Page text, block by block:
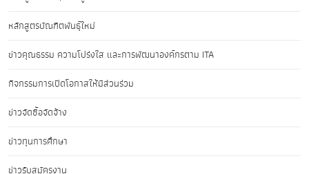
หลักสูตรบัณฑิตพันธุ์ใหม่
ข่าวคุณธรรม ความโปร่งใส และการพัฒนาองค์กรตาม ITA
กิจกรรมการเปิดโอกาสให้มีส่วนร่วม
ข่าวจัดซื้อจัดจ้าง
ข่าวทุนการศึกษา
ข่าวรับสมัครงาน